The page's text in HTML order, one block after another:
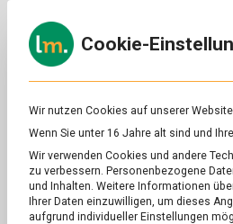
to
content
Cookie-
Wir nutzen Cookies auf unserer
Wenn Sie unter 16 Jahre alt sind und
Wir verwenden Cookies und andere
zu verbessern. Personenbezogene
und Inhalten. Weitere Informationen
Ihrer Daten einzuwilligen, um dieses
aufgrund individueller Einstellungen